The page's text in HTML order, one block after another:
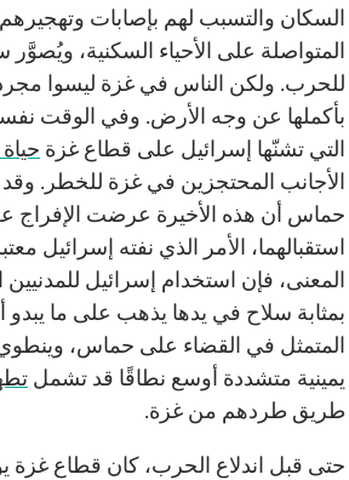
السكان والتسبب لهم بإصابات
المتواصلة على الأحياء السكنية،
للحرب. ولكن الناس في غزة ليسوا مجرد
بأكملها عن وجه الأرض. وفي الوقت
التي تشنّها إسرائيل على قطاع غزة
الأجانب المحتجزين في غزة للخطر. وقد
حماس أن هذه الأخيرة عرضت الإفراج
استقبالهما، الأمر الذي نفته إسرائيل
المعنى، فإن استخدام إسرائيل للمدنيين
بمثابة سلاح في يدها يذهب على ما
المتمثل في القضاء على حماس،
يمينية متشددة أوسع نطاقًا قد تشمل
طريق طردهم من غزة.
حتى قبل اندلاع الحرب، كان قطاع